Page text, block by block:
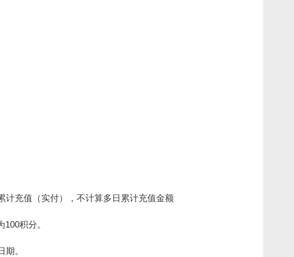
计充值（实付），不计算多日累计充值金额
积分。
。